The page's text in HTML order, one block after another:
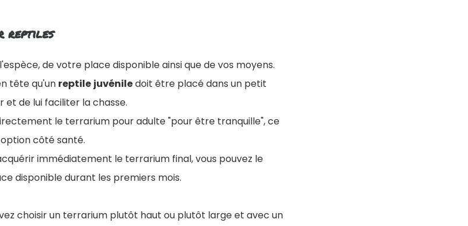
reptiles
de votre place disponible ainsi que de vos moyens.
tête qu'un reptile juvéniledoit être placé dans un petit
de lui faciliter la chasse.
le terrarium pour adulte "pour être tranquille", ce
côté santé.
immédiatement le terrarium final, vous pouvez le
disponible durant les premiers mois.
choisir un terrarium plutôt haut ou plutôt large et avec un